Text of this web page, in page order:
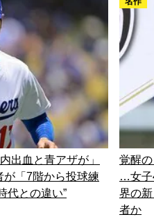
出血と青アザが」
「7階から投球練
代との違い”
覚醒
…女子
界の
者か